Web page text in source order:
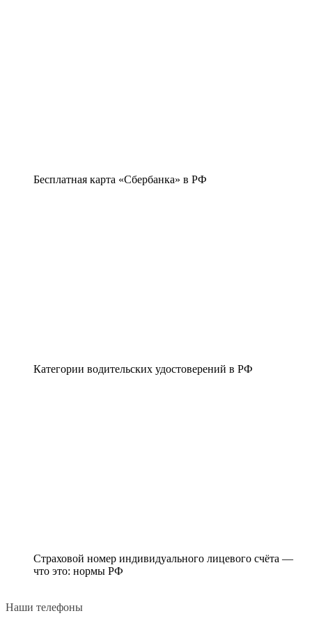
Бесплатная карта «Сбербанка» в РФ
Категории водительских удостоверений в РФ
Страховой номер индивидуального лицевого счёта —
что это: нормы РФ
Наши телефоны